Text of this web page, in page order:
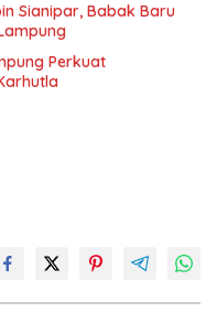
Sianipar, Babak Baru
Perkuat